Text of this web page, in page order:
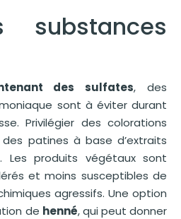
substances
des sulfates, des
sont à éviter durant
Privilégier des colorations
patines à base d’extraits
Les produits végétaux sont
et moins susceptibles de
agressifs. Une option
de henné, qui peut donner